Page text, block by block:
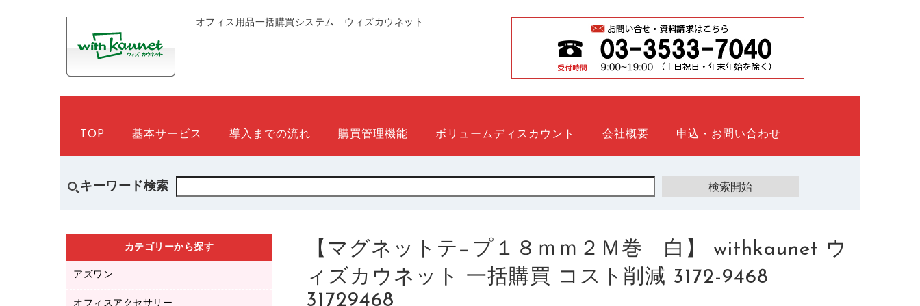
オフィス用品一括購買システム ウィズカウネット
TOP 基本サービス 導入までの流れ 購買管理機能 ボリュームディスカウント 会社概要 申込・お問い合わせ
キーワード検索
【マグネットテ−プ１８ｍｍ２Ｍ巻 白】 withkaunet ウ
ィズカウネット 一括購買 コスト削減 3172-9468
31729468
カテゴリーから探す
アズワン
医療・介護用品（食品・飲料・食添製
オフィスアクセサリー